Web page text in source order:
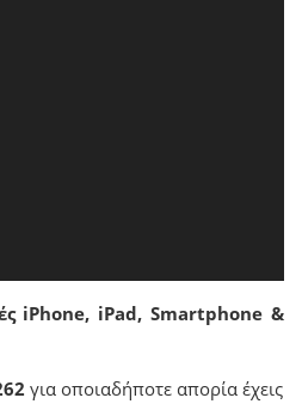
iPhone, iPad, Smartphone &
για οποιαδήποτε απορία έχεις